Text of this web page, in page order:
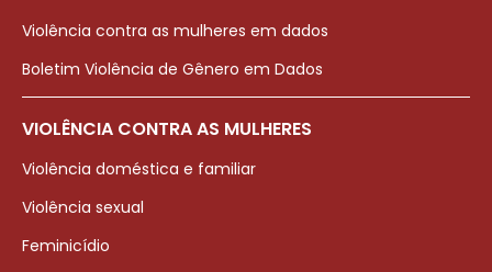
Violência contra as mulheres em dados
Boletim Violência de Gênero em Dados
VIOLÊNCIA CONTRA AS MULHERES
Violência doméstica e familiar
Violência sexual
Feminicídio